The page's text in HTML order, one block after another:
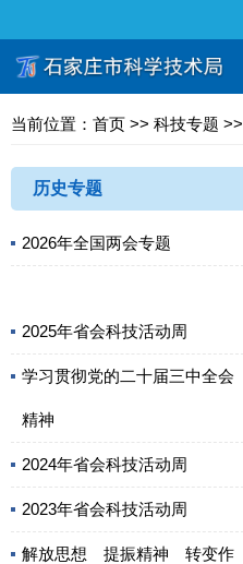
当前位置： 首页 >> 科技专题 >>
历史专题
2026年全国两会专题
2025年省会科技活动周
学习贯彻党的二十届三中全会
精神
2024年省会科技活动周
2023年省会科技活动周
解放思想 提振精神 转变作